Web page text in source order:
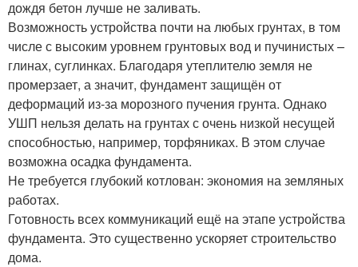
дождя бетон лучше не заливать.
Возможность устройства почти на любых грунтах, в том
числе с высоким уровнем грунтовых вод и пучинистых –
глинах, суглинках. Благодаря утеплителю земля не
промерзает, а значит, фундамент защищён от
деформаций из-за морозного пучения грунта. Однако
УШП нельзя делать на грунтах с очень низкой несущей
способностью, например, торфяниках. В этом случае
возможна осадка фундамента.
Не требуется глубокий котлован: экономия на земляных
работах.
Готовность всех коммуникаций ещё на этапе устройства
фундамента. Это существенно ускоряет строительство
дома.